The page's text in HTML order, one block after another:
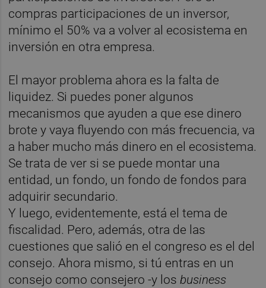
compras participaciones de un inversor,
mínimo el 50% va a volver al ecosistema en
inversión en otra empresa.
El mayor problema ahora es la falta de
liquidez. Si puedes poner algunos
mecanismos que ayuden a que ese dinero
brote y vaya fluyendo con más frecuencia, va
a haber mucho más dinero en el ecosistema.
Se trata de ver si se puede montar una
entidad, un fondo, un fondo de fondos para
adquirir secundario.
Y luego, evidentemente, está el tema de
fiscalidad. Pero, además, otra de las
cuestiones que salió en el congreso es el del
consejo. Ahora mismo, si tú entras en un
consejo como consejero -y losbusiness